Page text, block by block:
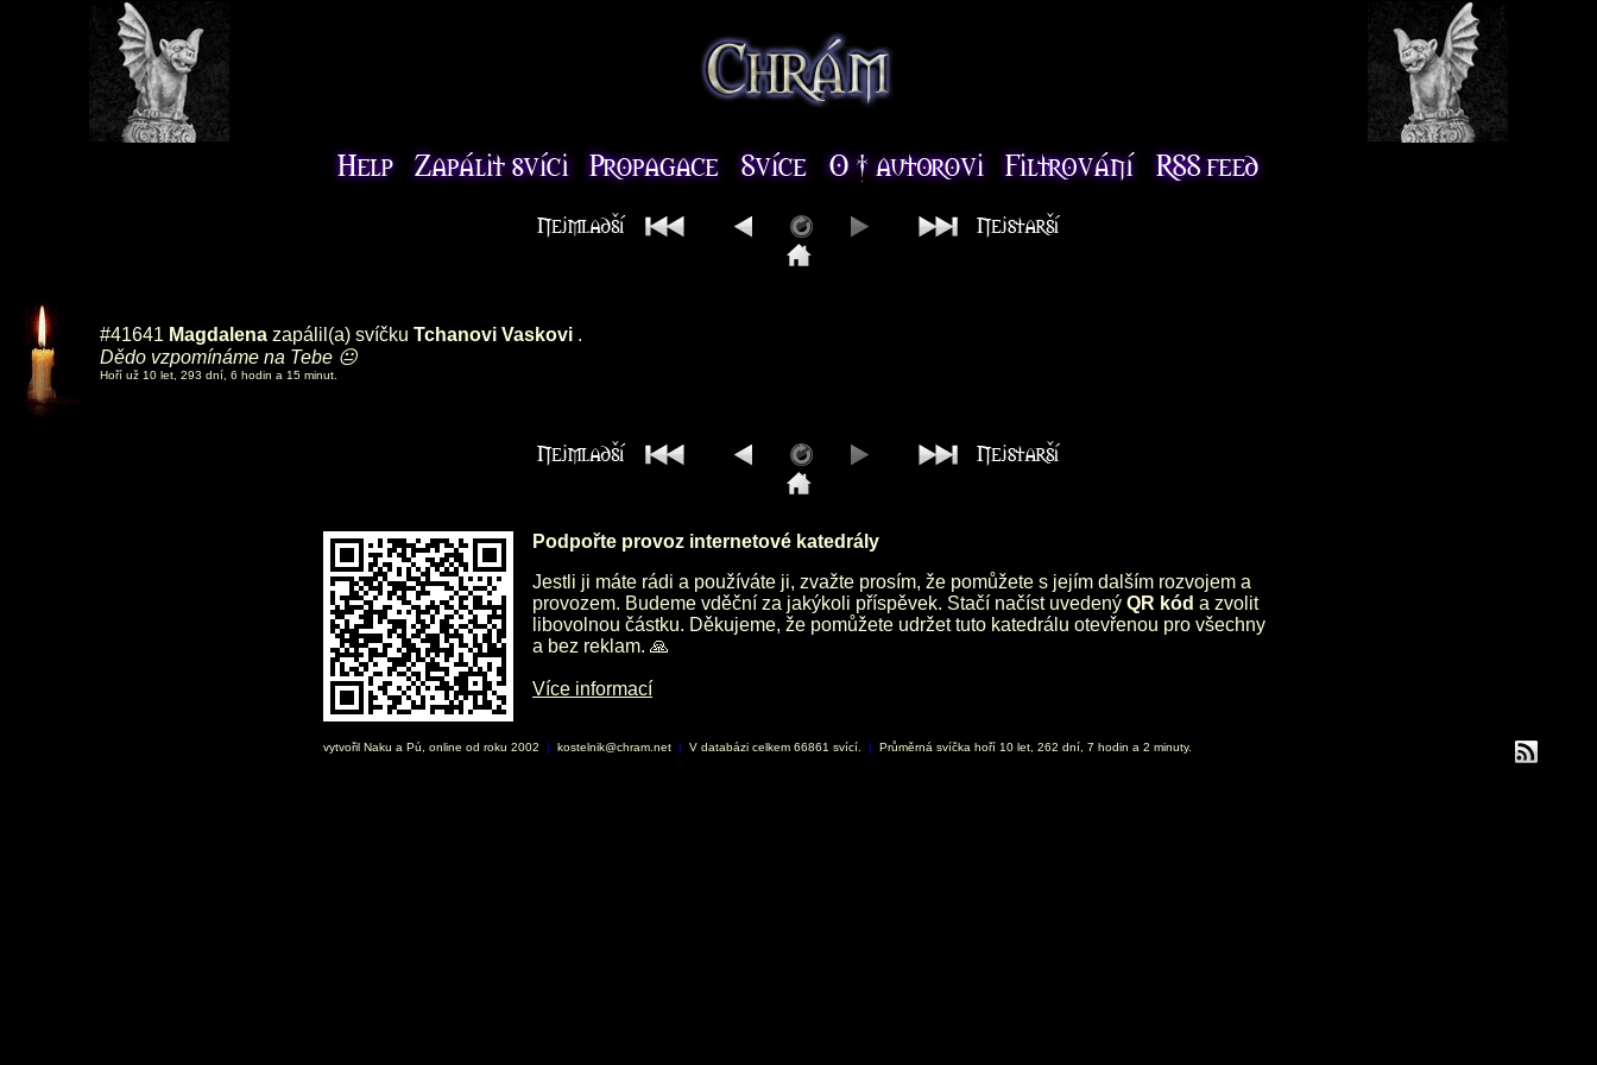
#41641 Magdalena zapálil(a) svíčku Tchanovi Vaskovi .
Dědo vzpomínáme na Tebe 😐
Hoří už 10 let, 293 dní, 6 hodin a 15 minut.
Podpořte provoz internetové katedrály
Jestli ji máte rádi a používáte ji, zvažte prosím, že pomůžete s jejím dalším rozvojem a
provozem. Budeme vděční za jakýkoli příspěvek. Stačí načíst uvedený QR kód a zvolit
libovolnou částku. Děkujeme, že pomůžete udržet tuto katedrálu otevřenou pro všechny
a bez reklam. 🙏
Více informací
vytvořil Naku a Pú, online od roku 2002 | kostelnik@chram.net | V databázi celkem 66861 svící. | Průměrná svíčka hoří 10 let, 262 dní, 7 hodin a 2 minuty.